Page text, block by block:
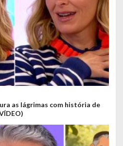
as lágrimas com história de